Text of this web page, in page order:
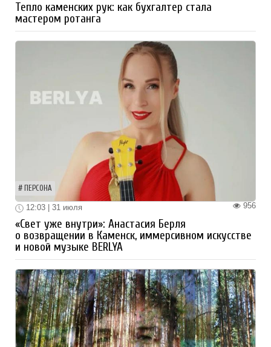
Тепло каменских рук: как бухгалтер стала
мастером ротанга
ПЕРСОНА
956
12:03 | 31 июля
«Свет уже внутри»: Анастасия Берля
о возвращении в Каменск, иммерсивном искусстве
и новой музыке BERLYA